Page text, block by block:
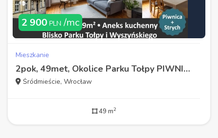
2 900 PLN /mc
Mieszkanie
2pok, 49met, Okolice Parku Tołpy PIWNICA/STRYCH (Wrocław)
Śródmieście, Wrocław
49 m2